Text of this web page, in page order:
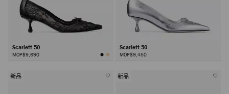
Scarlett 50
MOP$9,690
Scarlett 50
MOP$9,450
新品 新品